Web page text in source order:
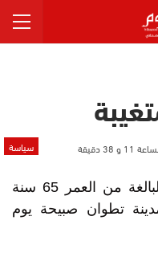
سياسة
تغيبت السيدة فاطمة الفاطني البالغة من العمر 65 سنة
تطوان صبيحة يوم